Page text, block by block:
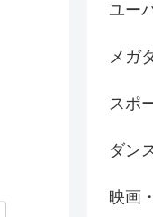
ユー
メガ
スポ
ダン
映画